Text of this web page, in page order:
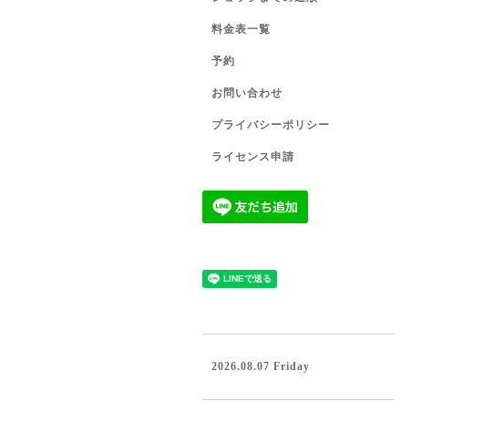
料金表一覧
予約
お問い合わせ
プライバシーポリシー
ライセンス申請
2026.08.07 Friday